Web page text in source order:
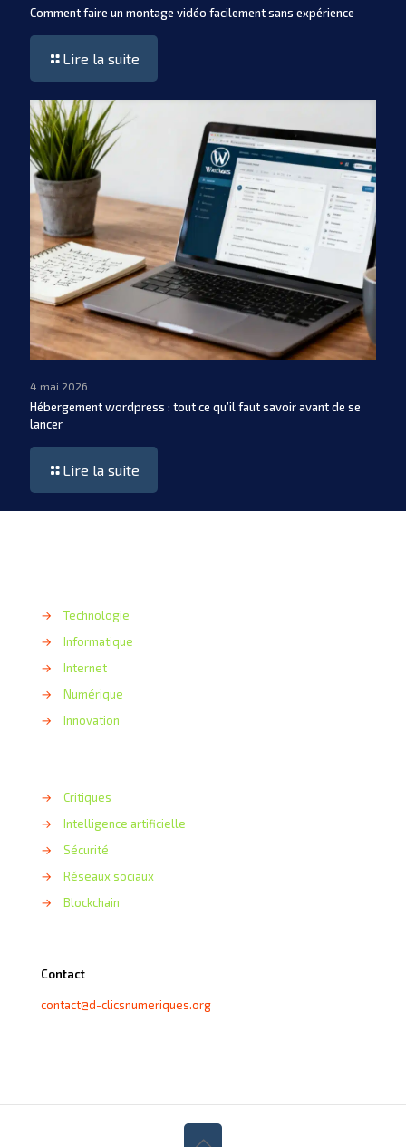
Comment faire un montage vidéo facilement sans expérience
Lire la suite
4 mai 2026
Hébergement wordpress : tout ce qu’il faut savoir avant de se
lancer
Lire la suite
→
Technologie
→
Informatique
→
Internet
→
Numérique
→
Innovation
→
Critiques
→
Intelligence artificielle
→
Sécurité
→
Réseaux sociaux
→
Blockchain
Contact
contact@d-clicsnumeriques.org